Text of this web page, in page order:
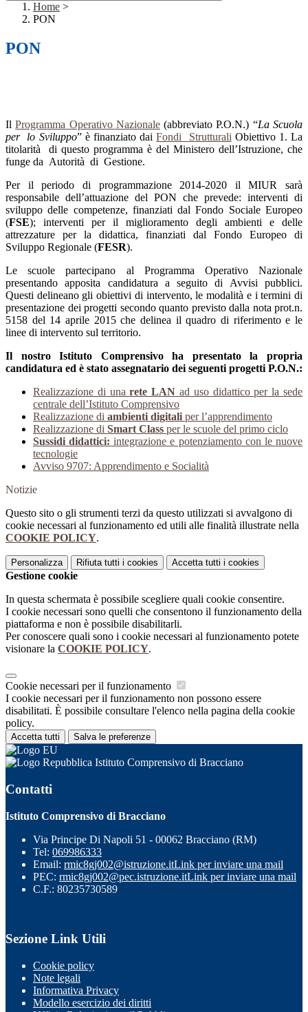
Home >
PON
PON
IlProgramma Operativo Nazionale(abbreviato P.O.N.) “La Scuola
per lo Sviluppo” è finanziato daiFondi Strutturali Obiettivo 1. La
titolarità di questo programma è del Ministero dell’Istruzione, che
funge da Autorità di Gestione.
Per il periodo di programmazione 2014-2020 il MIUR sarà
responsabile dell’attuazione del PON che prevede: interventi di
sviluppo delle competenze, finanziati dal Fondo Sociale Europeo
(FSE); interventi per il miglioramento degli ambienti e delle
attrezzature per la didattica, finanziati dal Fondo Europeo di
Sviluppo Regionale (FESR).
Le scuole partecipano al Programma Operativo Nazionale
presentando apposita candidatura a seguito di Avvisi pubblici.
Questi delineano gli obiettivi di intervento, le modalità e i termini di
presentazione dei progetti secondo quanto previsto dalla nota prot.n.
5158 del 14 aprile 2015 che delinea il quadro di riferimento e le
linee di intervento sul territorio.
Il nostro Istituto Comprensivo ha presentato la propria
candidatura ed è stato assegnatario dei seguenti progetti P.O.N.:
Realizzazione di unarete LAN ad uso didattico per la sede
centrale dell’Istituto Comprensivo
Realizzazione di ambienti digitali per l’apprendimento
Realizzazione di Smart Class per le scuole del primo ciclo
Sussidi didattici: integrazione e potenziamento con le nuove
tecnologie
Avviso 9707: Apprendimento e Socialità
Notizie
Questo sito o gli strumenti terzi da questo utilizzati si avvalgono di
cookie necessari al funzionamento ed utili alle finalità illustrate nella
COOKIE POLICY.
Personalizza Rifiuta tutti i cookies Accetta tutti i cookies
Gestione cookie
In questa schermata è possibile scegliere quali cookie consentire.
I cookie necessari sono quelli che consentono il funzionamento della
piattaforma e non è possibile disabilitarli.
Per conoscere quali sono i cookie necessari al funzionamento potete
visionare la COOKIE POLICY.
Cookie necessari per il funzionamento
I cookie necessari per il funzionamento non possono essere
disabilitati. È possibile consultare l'elenco nella pagina della cookie
policy.
Accetta tutti Salva le preferenze
Istituto Comprensivo di Bracciano
Contatti
Istituto Comprensivo di Bracciano
Via Principe Di Napoli 51 - 00062 Bracciano (RM)
Tel: 069986333
Email: rmic8gj002@istruzione.itLink per inviare una mail
PEC: rmic8gj002@pec.istruzione.itLink per inviare una mail
C.F.: 80235730589
Sezione Link Utili
Cookie policy
Note legali
Informativa Privacy
Modello esercizio dei diritti